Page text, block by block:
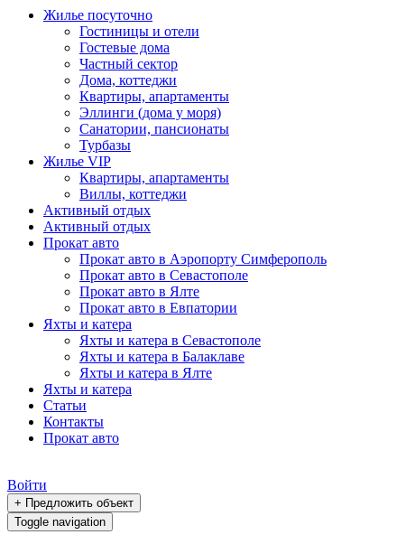
Жилье посуточно
Гостиницы и отели
Гостевые дома
Частный сектор
Дома, коттеджи
Квартиры, апартаменты
Эллинги (дома у моря)
Санатории, пансионаты
Турбазы
Жилье VIP
Квартиры, апартаменты
Виллы, коттеджи
Активный отдых
Активный отдых
Прокат авто
Прокат авто в Аэропорту Симферополь
Прокат авто в Севастополе
Прокат авто в Ялте
Прокат авто в Евпатории
Яхты и катера
Яхты и катера в Севастополе
Яхты и катера в Балаклаве
Яхты и катера в Ялте
Яхты и катера
Статьи
Контакты
Прокат авто
Войти
+ Предложить объект
Toggle navigation